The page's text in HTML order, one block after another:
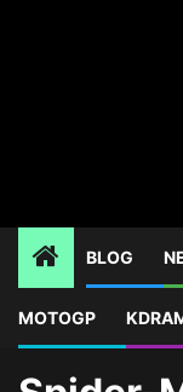
BLOG
MOTOGP
Home Blog